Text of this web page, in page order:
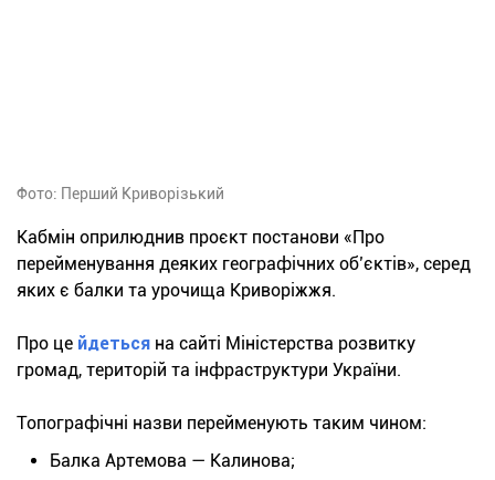
Фото: Перший Криворізький
Кабмін оприлюднив проєкт постанови «Про
перейменування деяких географічних об’єктів», серед
яких є балки та урочища Криворіжжя.
Про це йдеться на сайті Міністерства розвитку
громад, територій та інфраструктури України.
Топографічні назви перейменують таким чином:
Балка Артемова — Калинова;